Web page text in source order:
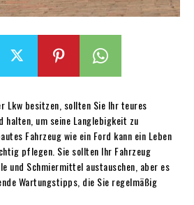
Lkw besitzen, sollten Sie Ihr teures
halten, um seine Langlebigkeit zu
Fahrzeug wie ein Ford kann ein Leben
pflegen. Sie sollten Ihr Fahrzeug
und Schmiermittel austauschen, aber es
Wartungstipps, die Sie regelmäßig